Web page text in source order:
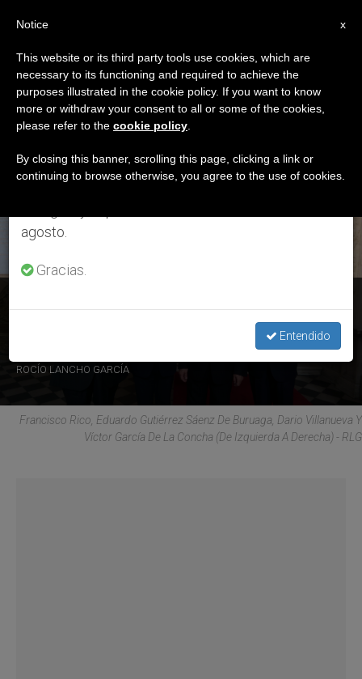
ETIQUETA
Posts Tagged ‘El
Quijote’
ÚLTIMAS NOTICIAS
ROCÍO LANCHO GARCÍA
Francisco Rico, Eduardo Gutiérrez Sáenz De Buruaga, Dario Villanueva Y
Víctor García De La Concha (De Izquierda A Derecha) - RLG
×
Aviso importante
Del 27 de julio al 7 de agosto haremos la pausa
anual, aprovechando que en el periodo de verano
se generan menos informaciones y también el
agosto.
Gracias.
Entendido
x
Notice
This website or its third party tools use cookies, which are
necessary to its functioning and required to achieve the
purposes illustrated in the cookie policy. If you want to know
more or withdraw your consent to all or some of the cookies,
please refer to the cookie policy
By closing this banner, scrolling this page, clicking a link or
continuing to browse otherwise, you agree to the use of cookies.